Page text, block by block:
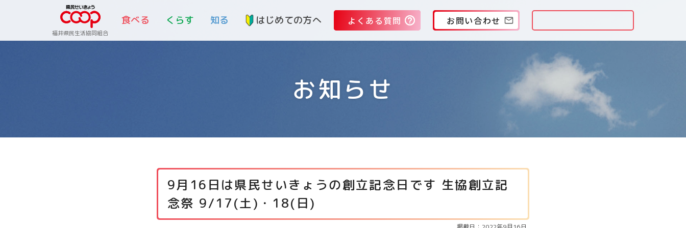
福井県民生活協同組合
食べる くらす 知る はじめての方へ よくある質問 お問い合わせ
お知らせ
9月16日は県民せいきょうの創立記念日です 生協創立記
念祭 9/17(土)・18(日)